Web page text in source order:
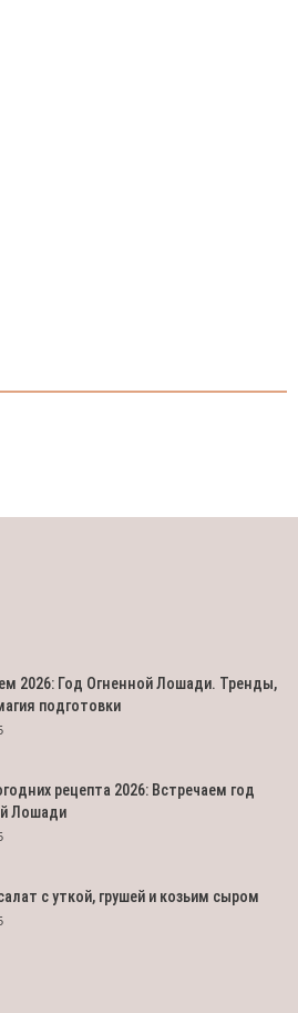
2026: Год Огненной Лошади. Тренды,
подготовки
рецепта 2026: Встречаем год
Лошади
с уткой, грушей и козьим сыром